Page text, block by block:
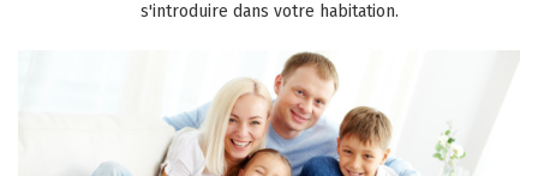
s'introduire dans votre habitation.